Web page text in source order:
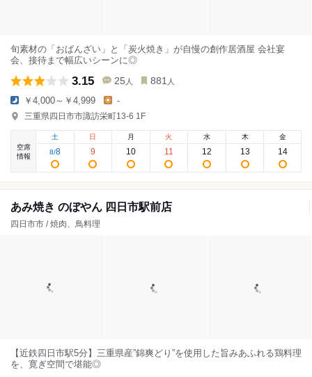
旬素材の「おばんざい」と「炭火焼き」が自慢の創作居酒屋 会社宴
会、接待まで幅広いシーンに◎
3.15 25 人 881 人
￥4,000～￥4,999 -
三重県四日市市諏訪栄町13-6 1F
空席
情報
土
8/8
日
9
月
10
火
11
水
12
木
13
金
14
あみ焼き のぼやん 四日市駅前店
四日市市 / 焼肉、鳥料理
【近鉄四日市駅5分】三重県産”錦爽どり”を使用した旨みあふれる鶏料理
を、寛ぎ空間で堪能◎